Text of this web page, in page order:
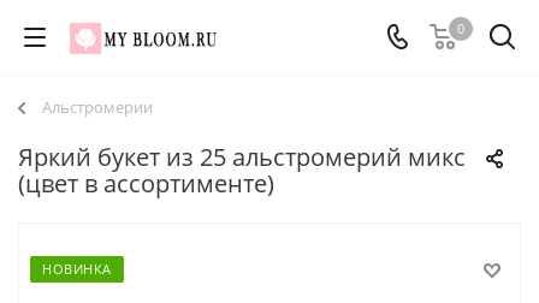
0
Альстромерии
Яркий букет из 25 альстромерий микс
(цвет в ассортименте)
НОВИНКА